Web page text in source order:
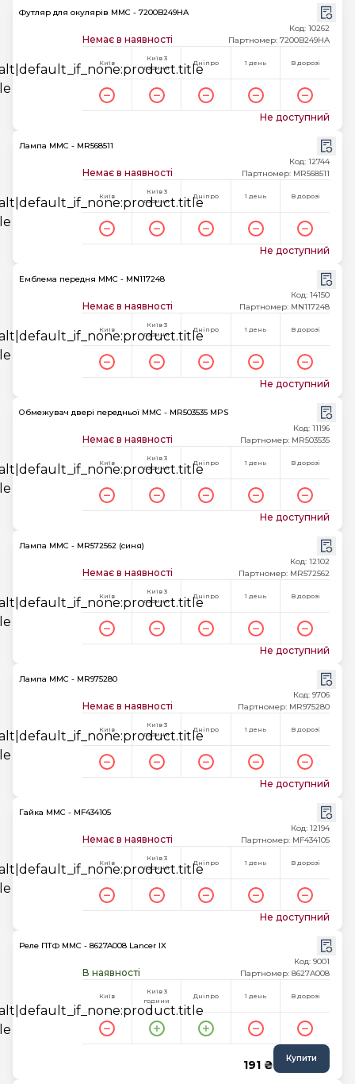
Футляр для окулярів MMC - 7200B249HA
Немає в наявності
Код: 10262
Партномер: 7200B249HA
Київ
Київ 3
години
Дніпро 1 день В дорозі
Не доступний
Лампа MMC - MR568511
Немає в наявності
Код: 12744
Партномер: MR568511
Київ
Київ 3
години
Дніпро 1 день В дорозі
Не доступний
Емблема передня MMC - MN117248
Немає в наявності
Код: 14150
Партномер: MN117248
Київ
Київ 3
години
Дніпро 1 день В дорозі
Не доступний
Обмежувач двері передньої MMC - MR503535 MPS
Немає в наявності
Код: 11196
Партномер: MR503535
Київ
Київ 3
години
Дніпро 1 день В дорозі
Не доступний
Лампа MMC - MR572562 (синя)
Немає в наявності
Код: 12102
Партномер: MR572562
Київ
Київ 3
години
Дніпро 1 день В дорозі
Не доступний
Лампа MMC - MR975280
Немає в наявності
Код: 9706
Партномер: MR975280
Київ
Київ 3
години
Дніпро 1 день В дорозі
Не доступний
Гайка MMC - MF434105
Немає в наявності
Код: 12194
Партномер: MF434105
Київ
Київ 3
години
Дніпро 1 день В дорозі
Не доступний
Реле ПТФ MMC - 8627A008 Lancer IX
В наявності
Код: 9001
Партномер: 8627A008
Київ
Київ 3
години
Дніпро 1 день В дорозі
191 ₴ Купити